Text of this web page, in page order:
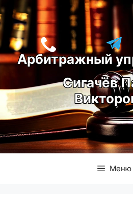
Перейти
к
содержимому
Арбитражный
Сигачёв
Меню